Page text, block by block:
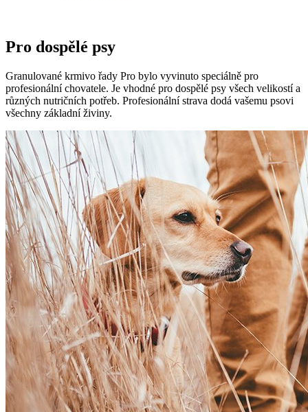
Pro dospělé psy
Granulované krmivo řady Pro bylo vyvinuto speciálně pro
profesionální chovatele. Je vhodné pro dospělé psy všech velikostí a
různých nutričních potřeb. Profesionální strava dodá vašemu psovi
všechny základní živiny.